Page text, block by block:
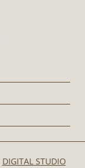
DIGITAL STUDIO